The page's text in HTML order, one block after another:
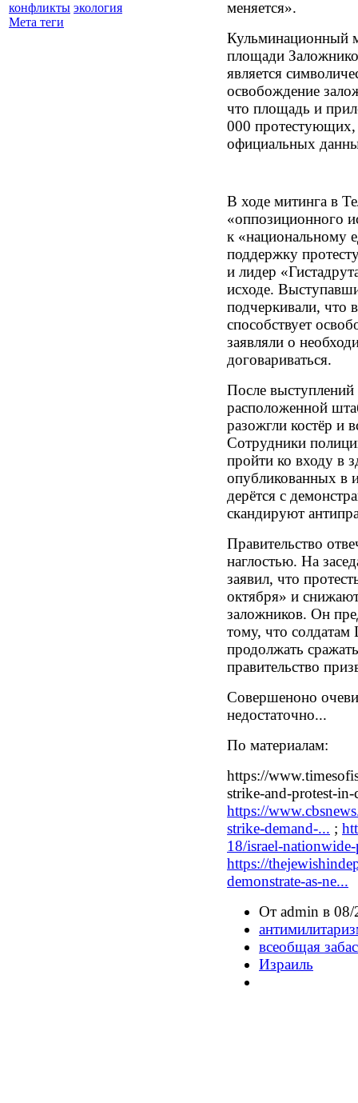
конфликты экология
Мета теги
меняется».
Кульминационный
площади
является
освобождение
что площадь и
000 протестующих,
официальных
В ходе митинга в
«оппозиционного
к «национальному
поддержку
и лидер
исходе.
подчеркивали, что
способствует
заявляли о
договариваться.
После выступлений
расположенной
разожгли костёр и
Сотрудники
пройти ко входу в
опубликованных в
дерётся с
скандируют
Правительство
наглостью. На
заявил, что
октября» и
заложников. Он
тому, что
продолжать
правительство
Совершеноно
недостаточно...
По материалам:
https://
strike-and-protest-
https://
strike-demand-... ;
18/israel-
https://
demonstrate-as-ne...
От admin в
всеобщая
Израиль